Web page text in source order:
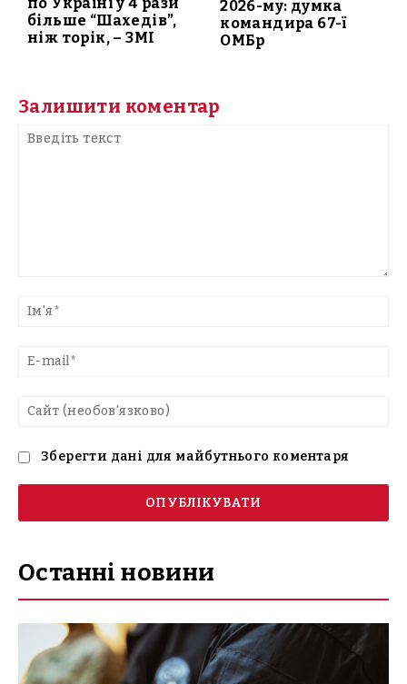
більше “Шахедів”,
ніж торік, – ЗМІ
2026-му: думка
командира 67-ї
ОМБр
Залишити коментар
текст
Зберегти дані для майбутнього коментаря
Останні новини